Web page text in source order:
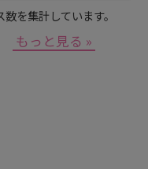
を集計しています。
もっと見る »